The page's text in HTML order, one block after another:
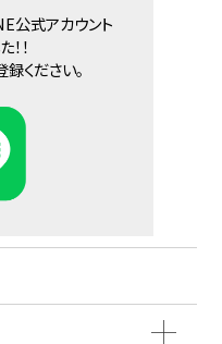
公式アカウント
！
ください。